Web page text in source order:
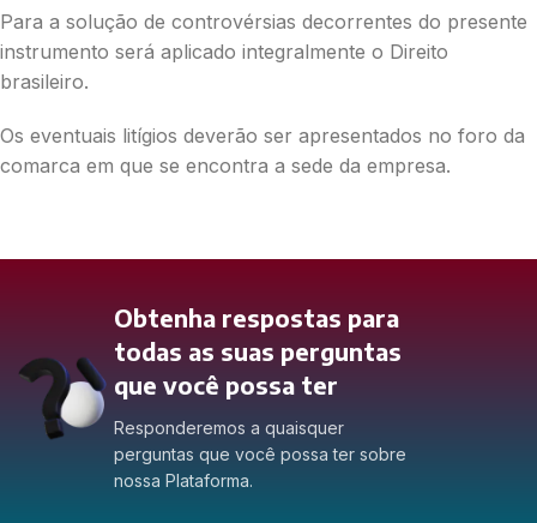
Para a solução de controvérsias decorrentes do presente
instrumento será aplicado integralmente o Direito
brasileiro.
Os eventuais litígios deverão ser apresentados no foro da
comarca em que se encontra a sede da empresa.
Obtenha respostas para
todas as suas perguntas
que você possa ter
Responderemos a quaisquer
perguntas que você possa ter sobre
nossa Plataforma.